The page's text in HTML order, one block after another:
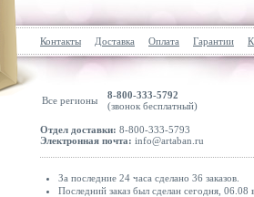
Контакты Доставка Оплата Гарантии
Все регионы
8-800-333-5792
(звонок бесплатный)
Отдел доставки: 8-800-333-5793
Электронная почта: info@artaban.ru
За последние 24 часа сделано 36 заказов.
Последний заказ был сделан сегодня,